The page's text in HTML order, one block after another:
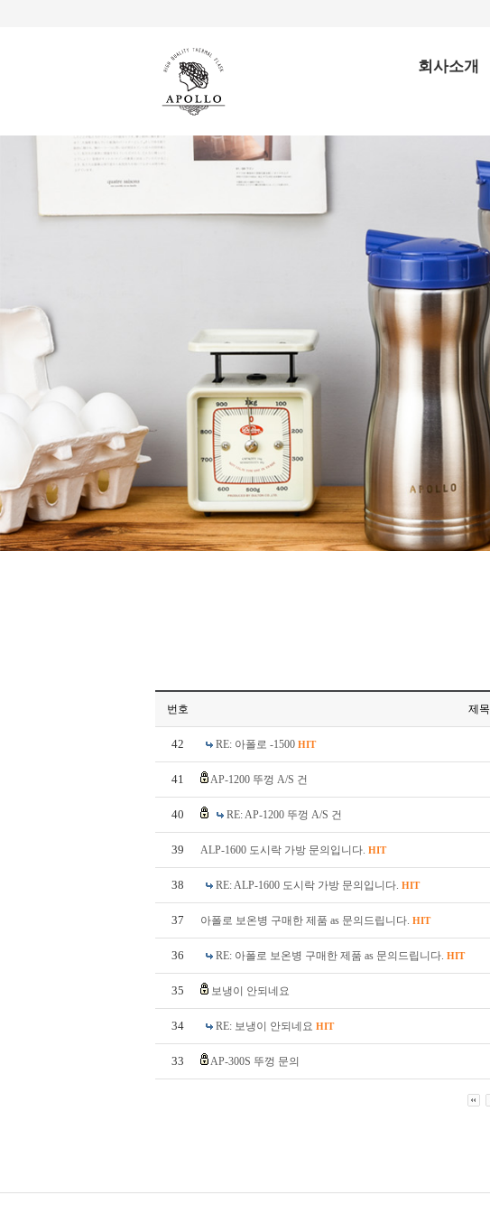
회사소개
번호 제목
42 RE: 아폴로 -1500 HIT
41 AP-1200 뚜껑 A/S 건
40 RE: AP-1200 뚜껑 A/S 건
39 ALP-1600 도시락 가방 문의입니다. HIT
38 RE: ALP-1600 도시락 가방 문의입니다. HIT
37 아폴로 보온병 구매한 제품 as 문의드립니다. HIT
36 RE: 아폴로 보온병 구매한 제품 as 문의드립니다. HIT
35 보냉이 안되네요
34 RE: 보냉이 안되네요 HIT
33 AP-300S 뚜껑 문의